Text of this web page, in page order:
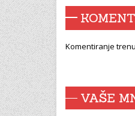
Komentiranje
VAŠE